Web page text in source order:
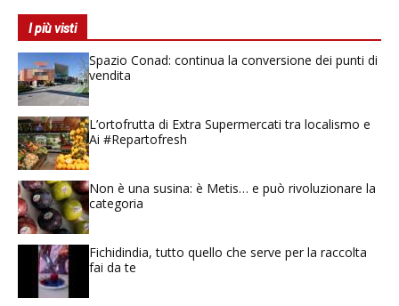
I più visti
Spazio Conad: continua la conversione dei punti di
vendita
L’ortofrutta di Extra Supermercati tra localismo e
Ai #Repartofresh
Non è una susina: è Metis… e può rivoluzionare la
categoria
Fichidindia, tutto quello che serve per la raccolta
fai da te